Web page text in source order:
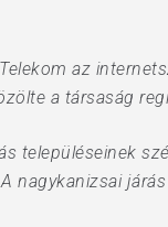
az
a társaság
településeinek
nagykanizsai